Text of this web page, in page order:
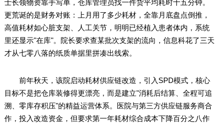
士长领物资靠手写单，仓库管理员找一件货平均耗时十五分钟。
更荒诞的是财务对账：上月用了多少耗材，全靠月底盘点倒推，
高值耗材如心脏支架、人工关节，明明已经植入患者体内，系统
里还显示"在库"。院长要求查某批次支架的流向，信息科花了三天
才从七零八落的纸质单据里拼凑出线索。
前年秋天，该院启动耗材供应链改造，引入SPD模式，核心
目标不是把仓库装修得更漂亮，而是建立"消耗后结算、全程可追
溯、零库存积压"的精益运营体系。医院与第三方供应链服务商合
作，投入改造资金，但要求第一年耗材综合成本下降百分之八作